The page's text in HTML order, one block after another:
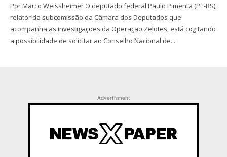
Por Marco Weissheimer O deputado federal Paulo Pimenta (PT-RS),
relator da subcomissão da Câmara dos Deputados que
acompanha as investigações da Operação Zelotes, está cogitando
a possibilidade de solicitar ao Conselho Nacional de...
Advertisment